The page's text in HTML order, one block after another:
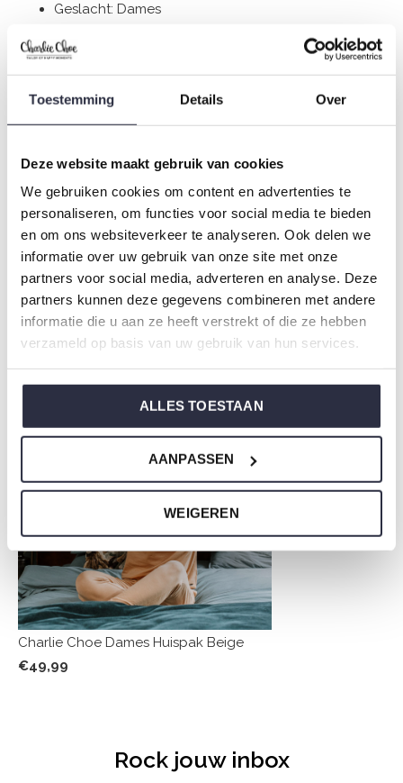
Toestemming Details Over
Deze website maakt gebruik van cookies
We gebruiken cookies om content en advertenties te
personaliseren, om functies voor social media te bieden
en om ons websiteverkeer te analyseren. Ook delen we
informatie over uw gebruik van onze site met onze
partners voor social media, adverteren en analyse. Deze
partners kunnen deze gegevens combineren met andere
informatie die u aan ze heeft verstrekt of die ze hebben
verzameld op basis van uw gebruik van hun services.
ALLES TOESTAAN
AANPASSEN
WEIGEREN
Geslacht: Dames
Kleur: Sand
Samenstelling: 95% Cotton/ 5% Elastane
heerlijke zachte stoffen en heeft een perfecte pasvorm.
Weet je niet zo goed welke maat je moet kiezen van onze
Klik danhiervoor de maattabel van Charlie Choe.
Om niet te vergeten
Charlie Choe Dames Huispak Beige
€49,99
Rock jouw inbox